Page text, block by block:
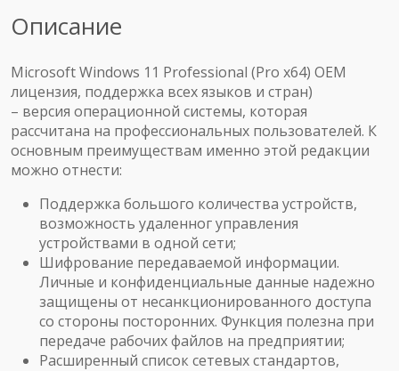
Описание
Microsoft Windows 11 Professional (Pro x64) OEM
лицензия, поддержка всех языков и стран)
– версия операционной системы, которая
рассчитана на профессиональных пользователей. К
основным преимуществам именно этой редакции
можно отнести:
Поддержка большого количества устройств,
возможность удаленног управления
устройствами в одной сети;
Шифрование передаваемой информации.
Личные и конфиденциальные данные надежно
защищены от несанкционированного доступа
со стороны посторонних. Функция полезна при
передаче рабочих файлов на предприятии;
Расширенный список сетевых стандартов,